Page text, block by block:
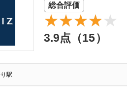
総合評価
3.9点（15）
駅